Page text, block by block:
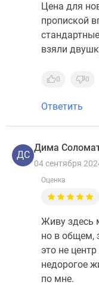
Цена для
пропиской
взяли
0 0
Ответить
ДС
Дима
04 сентября
Оценка
Живу здесь
но в общем,
это не
недорогое
по мне.